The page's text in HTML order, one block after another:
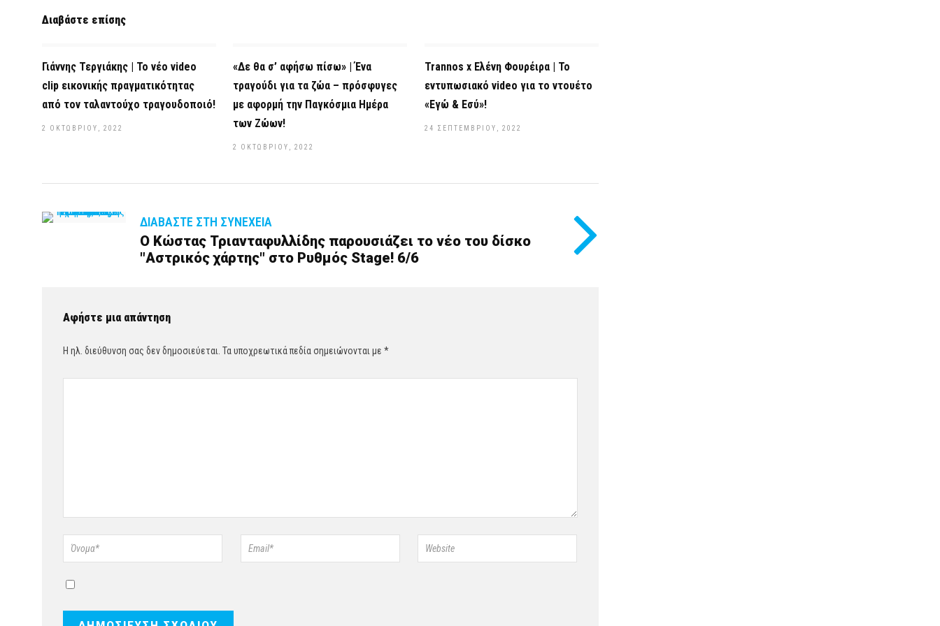
Διαβάστε επίσης
Γιάννης Τεργιάκης | Το νέο video
clip εικονικής πραγματικότητας
από τον ταλαντούχο τραγουδοποιό!
2 ΟΚΤΩΒΡΊΟΥ, 2022
«Δε θα σ’ αφήσω πίσω» | Ένα
τραγούδι για τα ζώα – πρόσφυγες
με αφορμή την Παγκόσμια Ημέρα
των Ζώων!
2 ΟΚΤΩΒΡΊΟΥ, 2022
Trannos x Ελένη Φουρέιρα | Το
εντυπωσιακό video για το ντουέτο
«Εγώ & Εσύ»!
24 ΣΕΠΤΕΜΒΡΊΟΥ, 2022
ΔΙΑΒΆΣΤΕ ΣΤΗ ΣΥΝΈΧΕΙΑ
Ο Κώστας Τριανταφυλλίδης παρουσιάζει το νέο του δίσκο
"Αστρικός χάρτης" στο Ρυθμός Stage! 6/6
Αφήστε μια απάντηση
Η ηλ. διεύθυνση σας δεν δημοσιεύεται. Τα υποχρεωτικά πεδία σημειώνονται με *